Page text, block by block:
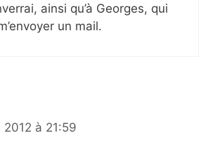
ainsi qu’à Georges, qui
un mail.
à 21:59